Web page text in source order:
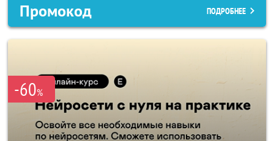
Промокод ПОДРОБНЕЕ
-60%